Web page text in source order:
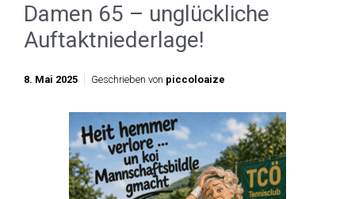
Damen 65 – unglückliche
Auftaktniederlage!
8. Mai 2025 Geschrieben von piccoloaize